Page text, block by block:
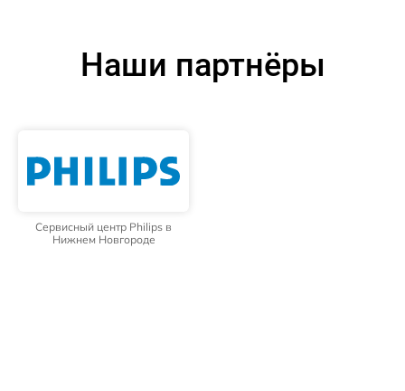
Наши партнёры
Сервисный центр Philips в
Нижнем Новгороде